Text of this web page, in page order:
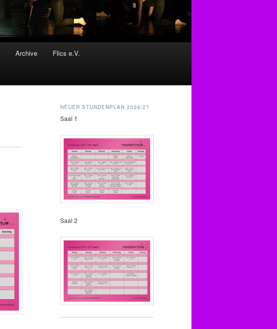
Archive Flics e.V.
NEUER STUNDENPLAN 2026/27
Saal 1
Saal 2